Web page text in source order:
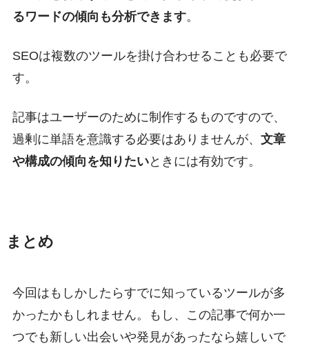
るワードの傾向も分析できます。
SEOは複数のツールを掛け合わせることも必要で
す。
記事はユーザーのために制作するものですので、
過剰に単語を意識する必要はありませんが、 文章
や構成の傾向を知りたいときには有効です。
まとめ
今回はもしかしたらすでに知っているツールが多
かったかもしれません。もし、この記事で何か一
つでも新しい出会いや発見があったなら嬉しいで